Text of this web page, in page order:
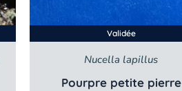
Validée
Nucella lapillus
Pourpre petite pierre